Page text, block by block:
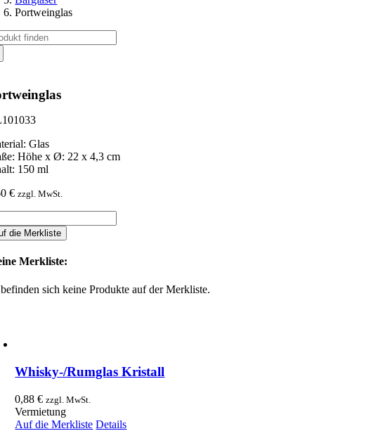
Portweinglas
Glas
Höhe x Ø: 22 x 4,3 cm
150 ml
€ zzgl. MwSt.
die Merkliste
Merkliste:
sich keine Produkte auf der Merkliste.
Whisky-/Rumglas Kristall
0,88€ zzgl. MwSt.
Vermietung
Auf die Merkliste Details